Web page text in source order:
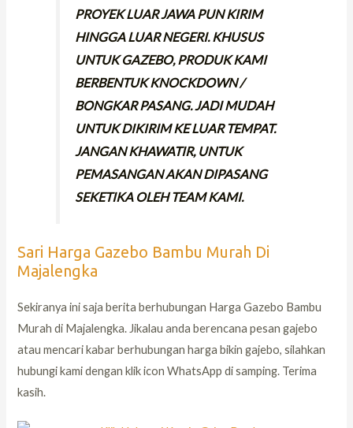
PROYEK LUAR JAWA PUN KIRIM
HINGGA LUAR NEGERI. KHUSUS
UNTUK GAZEBO, PRODUK KAMI
BERBENTUK KNOCKDOWN /
BONGKAR PASANG. JADI MUDAH
UNTUK DIKIRIM KE LUAR TEMPAT.
JANGAN KHAWATIR, UNTUK
PEMASANGAN AKAN DIPASANG
SEKETIKA OLEH TEAM KAMI.
Sari Harga Gazebo Bambu Murah Di
Majalengka
Sekiranya ini saja berita berhubungan Harga Gazebo Bambu
Murah di Majalengka. Jikalau anda berencana pesan gajebo
atau mencari kabar berhubungan harga bikin gajebo, silahkan
hubungi kami dengan klik icon WhatsApp di samping. Terima
kasih.